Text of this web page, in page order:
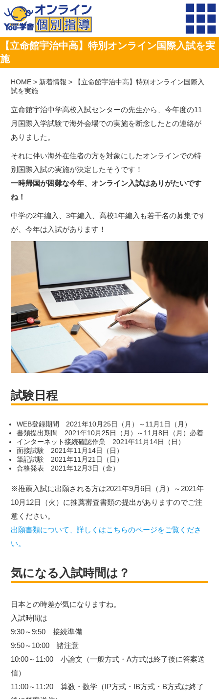
【立命館宇治中高】特別オンライン国際入試を実
施
HOME > 新着情報 >
【立命館宇治中高】特別オンライン国際入
試を実施
立命館宇治中学高校入試センターの先生から、今年度の11
月国際入学試験で海外会場での実施を断念したとの連絡が
ありました。
それに伴い海外在住者の方を対象にしたオンラインでの特
別国際入試の実施が決定したそうです！
一時帰国が困難な今年、オンライン入試はありがたいです
ね！
中学の2年編入、3年編入、高校1年編入も若干名の募集です
が、今年は入試があります！
試験日程
WEB登録期間 2021年10月25日（月）～11月1日（月）
書類提出期間 2021年10月25日（月）～11月8日（月）必着
インターネット接続確認作業 2021年11月14日（日）
面接試験 2021年11月14日（日）
筆記試験 2021年11月21日（日）
合格発表 2021年12月3日（金）
※推薦入試に出願される方は2021年9月6日（月）～2021年
10月12日（火）に推薦審査書類の提出がありますのでご注
意ください。
出願書類について、詳しくはこちらのページをご覧くださ
い。
気になる入試時間は？
日本との時差が気になりますね。
入試時間は
9:30～9:50 接続準備
9:50～10:00 諸注意
10:00～11:00 小論文（一般方式・A方式は終了後に答案送
信）
11:00～11:20 算数・数学（IP方式・IB方式・B方式は終了